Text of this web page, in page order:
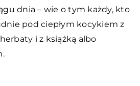
dnia – wie o tym każdy, kto
pod ciepłym kocykiem z
i z książką albo